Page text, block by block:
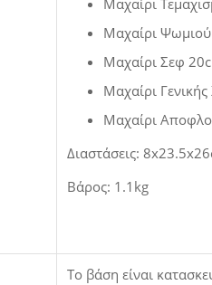
Μαχαίρι
Μαχαίρι
Μαχαίρι Σεφ
Μαχαίρι
Μαχαίρι
Διαστάσεις: 8
Βάρος: 1.1kg
Το βάση είναι